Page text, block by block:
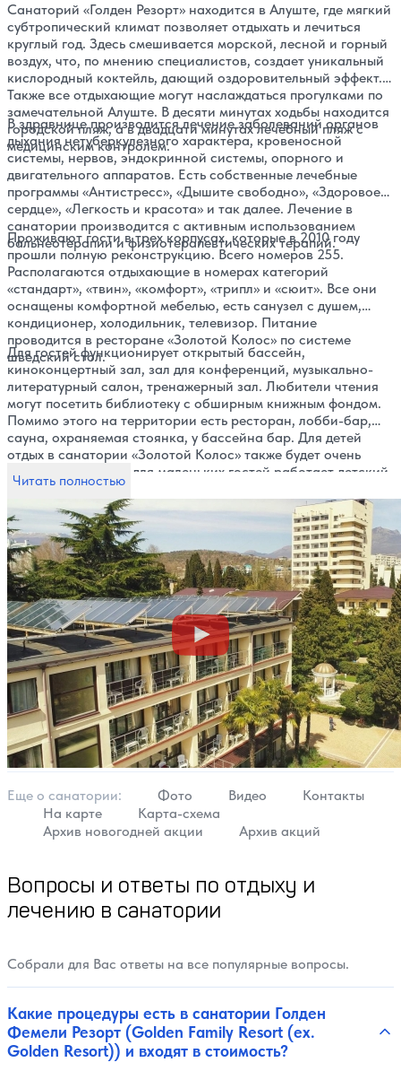
Санаторий «Голден Резорт» находится в Алуште, где мягкий
субтропический климат позволяет отдыхать и лечиться
круглый год. Здесь смешивается морской, лесной и горный
воздух, что, по мнению специалистов, создает уникальный
кислородный коктейль, дающий оздоровительный эффект.
Также все отдыхающие могут наслаждаться прогулками по
замечательной Алуште. В десяти минутах ходьбы находится
городской пляж, а в двадцати минутах лечебный пляж с
медицинским контролем.
В здравнице производится лечение заболеваний органов
дыхания нетуберкулезного характера, кровеносной
системы, нервов, эндокринной системы, опорного и
двигательного аппаратов. Есть собственные лечебные
программы «Антистресс», «Дышите свободно», «Здоровое
сердце», «Легкость и красота» и так далее. Лечение в
санатории производится с активным использованием
бальнеотерапии и физиотерапевтических терапий.
Проживают гости в трех корпусах, которые в 2010 году
прошли полную реконструкцию. Всего номеров 255.
Располагаются отдыхающие в номерах категорий
«стандарт», «твин», «комфорт», «трипл» и «сюит». Все они
оснащены комфортной мебелью, есть санузел с душем,
кондиционер, холодильник, телевизор. Питание
проводится в ресторане «Золотой Колос» по системе
шведский стол.
Для гостей функционирует открытый бассейн,
киноконцертный зал, зал для конференций, музыкально-
литературный салон, тренажерный зал. Любители чтения
могут посетить библиотеку с обширным книжным фондом.
Помимо этого на территории есть ресторан, лобби-бар,
сауна, охраняемая стоянка, у бассейна бар. Для детей
отдых в санатории «Золотой Колос» также будет очень
интересен, так как для маленьких гостей работает детский
бассейн, клуб, игровые площадки с лабиринтом и
батутами, детский кинозал, организовывается детская
анимация, дискотеки, есть отдельный детский буфет.
Читать полностью
Еще о cанатории: Фото Видео
Контакты
На карте
Карта-схема
Архив новогодней акции
Архив акций
Вопросы и ответы по отдыху и
лечению в санатории
Собрали для Вас ответы на все популярные вопросы.
Какие процедуры есть в санатории Голден
Фемели Резорт (Golden Family Resort (ex.
Golden Resort)) и входят в стоимость?